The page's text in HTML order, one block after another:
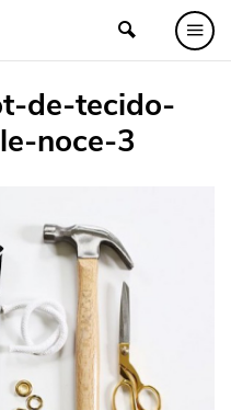
de-tecido-
noce-3